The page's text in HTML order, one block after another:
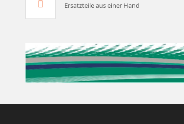
Ersatzteile aus einer Hand